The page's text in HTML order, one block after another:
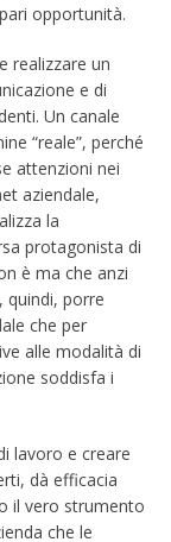
opportunità.
realizzare un
e di
Un canale
“reale”, perché
attenzioni nei
aziendale,
la
protagonista di
è ma che anzi
quindi, porre
che per
alle modalità di
soddisfa i
lavoro e creare
dà efficacia
il vero strumento
che le